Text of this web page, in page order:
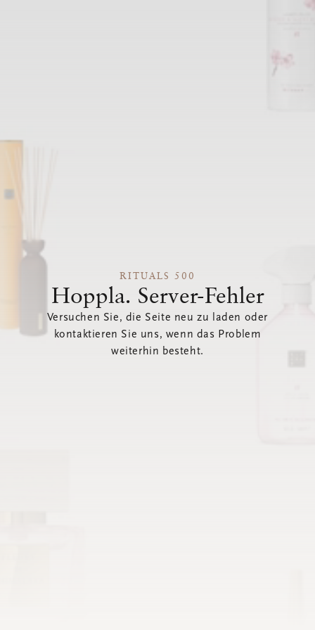
RITUALS 500
Hoppla. Server-Fehler
Versuchen Sie, die Seite neu zu laden oder
kontaktieren Sie uns, wenn das Problem
weiterhin besteht.